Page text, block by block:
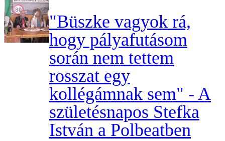
"Büszke vagyok rá,
hogy pályafutásom
során nem tettem
rosszat egy
kollégámnak sem" - A
születésnapos Stefka
István a Polbeatben